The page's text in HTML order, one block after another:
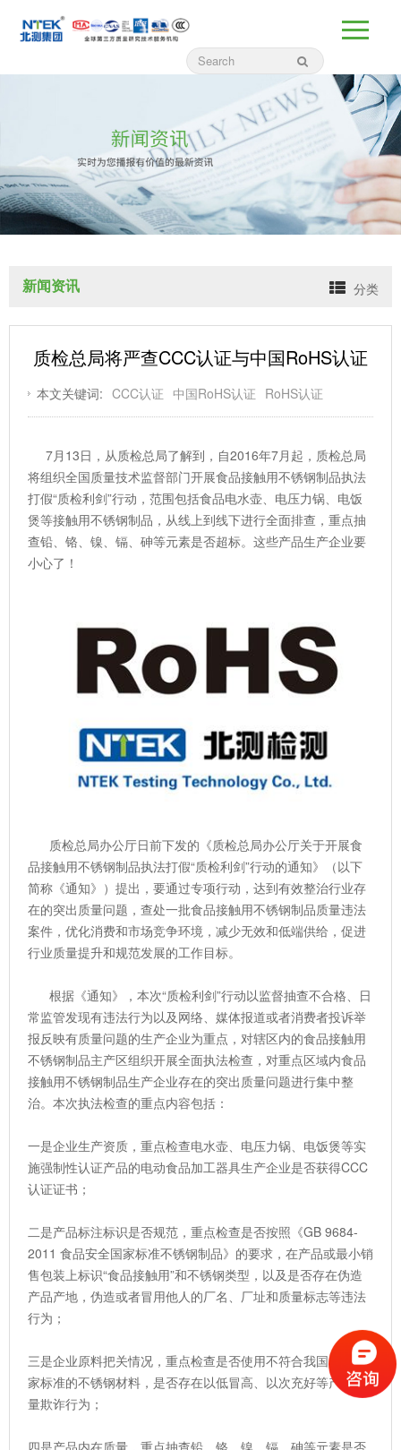
新闻资讯 分类
质检总局将严查CCC认证与中国RoHS认证
本文关键词: CCC认证 中国RoHS认证 RoHS认证
7月13日，从质检总局了解到，自2016年7月起，质检总局
将组织全国质量技术监督部门开展食品接触用不锈钢制品执法
打假“质检利剑”行动，范围包括食品电水壶、电压力锅、电饭
煲等接触用不锈钢制品，从线上到线下进行全面排查，重点抽
查铅、铬、镍、镉、砷等元素是否超标。这些产品生产企业要
小心了！
质检总局办公厅日前下发的《质检总局办公厅关于开展食
品接触用不锈钢制品执法打假“质检利剑”行动的通知》（以下
简称《通知》）提出，要通过专项行动，达到有效整治行业存
在的突出质量问题，查处一批食品接触用不锈钢制品质量违法
案件，优化消费和市场竞争环境，减少无效和低端供给，促进
行业质量提升和规范发展的工作目标。
根据《通知》，本次“质检利剑”行动以监督抽查不合格、日
常监管发现有违法行为以及网络、媒体报道或者消费者投诉举
报反映有质量问题的生产企业为重点，对辖区内的食品接触用
不锈钢制品主产区组织开展全面执法检查，对重点区域内食品
接触用不锈钢制品生产企业存在的突出质量问题进行集中整
治。本次执法检查的重点内容包括：
一是企业生产资质，重点检查电水壶、电压力锅、电饭煲等实
施强制性认证产品的电动食品加工器具生产企业是否获得CCC
认证证书；
二是产品标注标识是否规范，重点检查是否按照《GB 9684-
2011 食品安全国家标准不锈钢制品》的要求，在产品或最小销
售包装上标识“食品接触用”和不锈钢类型，以及是否存在伪造
产品产地，伪造或者冒用他人的厂名、厂址和质量标志等违法
行为；
三是企业原料把关情况，重点检查是否使用不符合我国相关国
家标准的不锈钢材料，是否存在以低冒高、以次充好等产品质
量欺诈行为；
四是产品内在质量，重点抽查铅、铬、镍、镉、砷等元素是否